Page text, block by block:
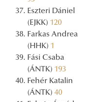
Eszteri Dániel
(EJKK) 120
Farkas Andrea
(HHK) 1
Fási Csaba
(ÁNTK) 193
Fehér Katalin
(ÁNTK) 40